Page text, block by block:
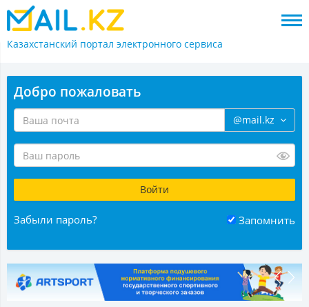
Казахстанский портал электронного сервиса
Добро пожаловать
@mail.kz
Забыли пароль? Запомнить